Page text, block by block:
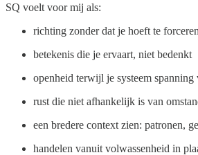
SQ voelt voor mij als:
richting zonder dat je hoeft te forceren
betekenis die je ervaart, niet bedenkt
openheid terwijl je systeem spanning
rust die niet afhankelijk is van
een bredere context zien: patronen,
handelen vanuit volwassenheid in